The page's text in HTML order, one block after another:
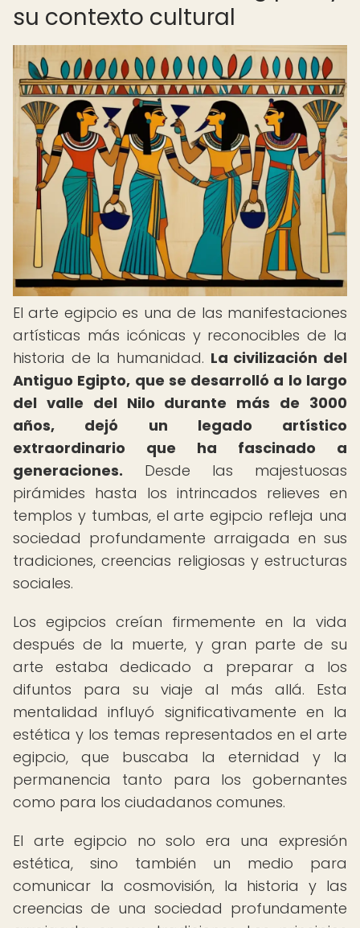
su contexto cultural
El arte egipcio es una de las manifestaciones
artísticas más icónicas y reconocibles de la
historia de la humanidad. La civilización del
Antiguo Egipto, que se desarrolló a lo largo
del valle del Nilo durante más de 3000
años, dejó un legado artístico
extraordinario que ha fascinado a
generaciones. Desde las majestuosas
pirámides hasta los intrincados relieves en
templos y tumbas, el arte egipcio refleja una
sociedad profundamente arraigada en sus
tradiciones, creencias religiosas y estructuras
sociales.
Los egipcios creían firmemente en la vida
después de la muerte, y gran parte de su
arte estaba dedicado a preparar a los
difuntos para su viaje al más allá. Esta
mentalidad influyó significativamente en la
estética y los temas representados en el arte
egipcio, que buscaba la eternidad y la
permanencia tanto para los gobernantes
como para los ciudadanos comunes.
El arte egipcio no solo era una expresión
estética, sino también un medio para
comunicar la cosmovisión, la historia y las
creencias de una sociedad profundamente